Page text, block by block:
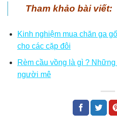
Tham khảo bài viết:
Kinh nghiệm mua chăn ga
cho các cặp đôi
Rèm cầu vồng là gì ?
người mê